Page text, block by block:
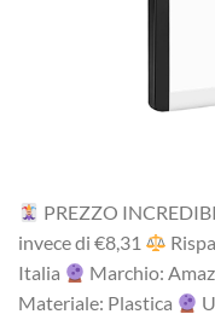
PREZZO
i‎nv‎ec‎e ‎di‎ €8,31
Italia
Marchio:
Materiale: Plastica